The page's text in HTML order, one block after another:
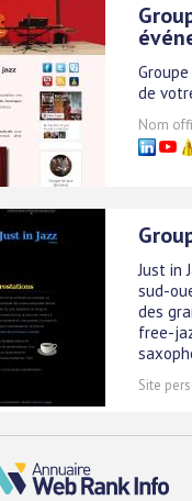
de
Nom
Just in
sud-
des
free-
Site